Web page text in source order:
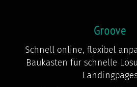
Groove
Schnell online, flexibel
Baukasten für schnelle